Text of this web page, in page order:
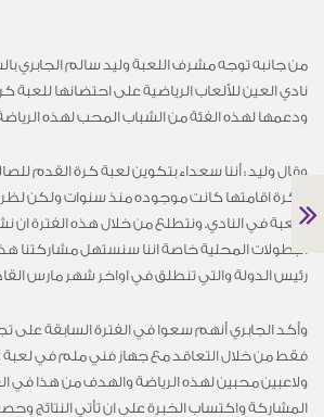
من جانبه توجه مشرف اللعبة وليد سالم الجابري
نادي العين للألعاب الرياضية على احتضانها للعبة
ودعمها لهذه الفئة من الشباب المحب لهذه
وقال وليد : أننا سعداء بتكوين لعبة كرة القدم
فكرة اقامتها كانت موجوده منذ سنوات ولكن
اللعبة في النادي. ونتطلع من خلال هذه الفترة
البطولات المحلية خاصة اننا سنستهل مشاركتنا
رئيس الدولة والتي تنطلق في اواخر شهر مارس
وأكد الجابري أنهم سعوا في الفترة السابقة على
فقط من خلال التعاقد مع جهاز فني ملم في لعبة
ولاعبين محبين لهذه الرياضة والهدف من هذا في
المشاركة واكتساب الخبرة على ان تأتي النتائج